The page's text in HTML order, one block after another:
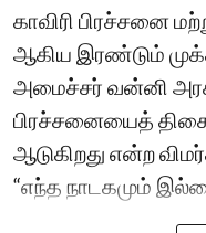
காவிரி பிரச்சனை
ஆகிய இரண்டும்
அமைச்சர் வன்னி அரசு
பிரச்சனையைத்
ஆடுகிறது என்ற
“எந்த நாடகமும்